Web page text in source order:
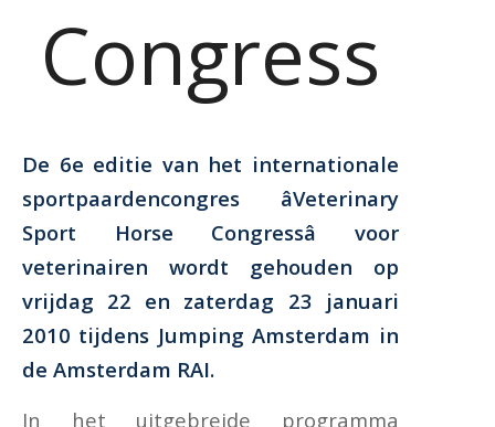
Congress
De 6e editie van het internationale
sportpaardencongres âVeterinary
Sport Horse Congressâ voor
veterinairen wordt gehouden op
vrijdag 22 en zaterdag 23 januari
2010 tijdens Jumping Amsterdam in
de Amsterdam RAI.
In het uitgebreide programma